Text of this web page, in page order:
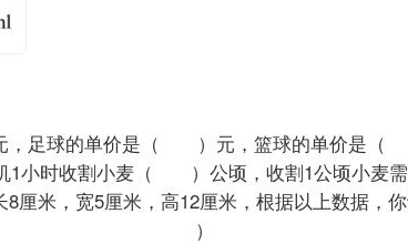
10元，足球的单价是（ ）元，篮球的单
割机1小时收割小麦（ ）公顷，收割1公顷
厘米，宽5厘米，高12厘米，根据以上数据，
）理由：（ ）